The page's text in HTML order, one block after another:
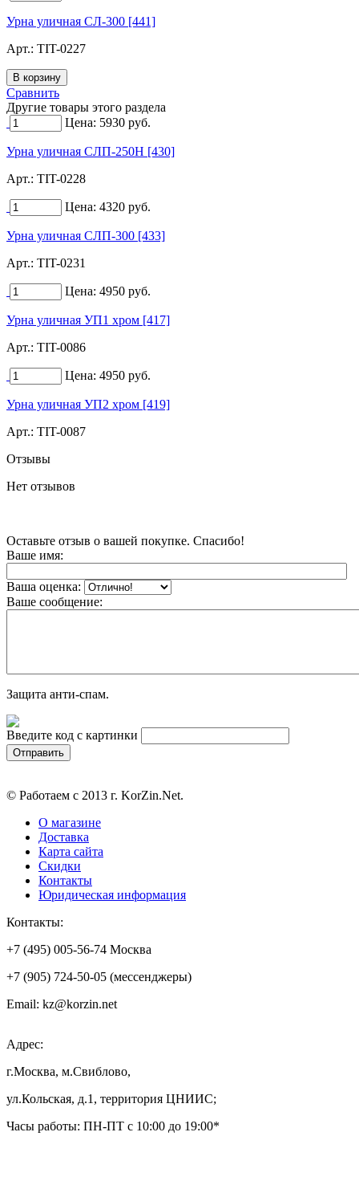
Урна уличная СЛ-300 [441]
Арт.: TIT-0227
Сравнить
Другие товары этого раздела
Цена: 5930 руб.
Урна уличная СЛП-250Н [430]
Арт.: TIT-0228
Цена: 4320 руб.
Урна уличная СЛП-300 [433]
Арт.: TIT-0231
Цена: 4950 руб.
Урна уличная УП1 хром [417]
Арт.: TIT-0086
Цена: 4950 руб.
Урна уличная УП2 хром [419]
Арт.: TIT-0087
Отзывы
Нет отзывов
Оставьте отзыв о вашей покупке. Спасибо!
Ваше имя:
Ваша оценка:
Ваше сообщение:
Защита анти-спам.
Введите код с картинки
© Работаем с 2013 г. KorZin.Net.
О магазине
Доставка
Карта сайта
Скидки
Контакты
Юридическая информация
Контакты:
+7 (495) 005-56-74 Москва
+7 (905) 724-50-05 (мессенджеры)
Email: kz@korzin.net
Адрес:
г.Москва, м.Свиблово,
ул.Кольская, д.1, территория ЦНИИС;
Часы работы: ПН-ПТ с 10:00 до 19:00*